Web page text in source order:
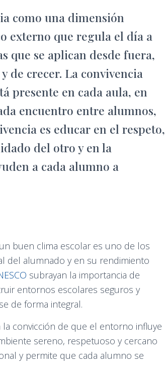
como una dimensión
externo que regula el día a
que se aplican desde fuera,
de crecer. La convivencia
presente en cada aula, en
encuentro entre alumnos,
es educar en el respeto,
del otro y en la
a cada alumno a
buen clima escolar es uno de los
del alumnado y en su rendimiento
subrayan la importancia de
entornos escolares seguros y
de forma integral.
la convicción de que el entorno influye
sereno, respetuoso y cercano
y permite que cada alumno se